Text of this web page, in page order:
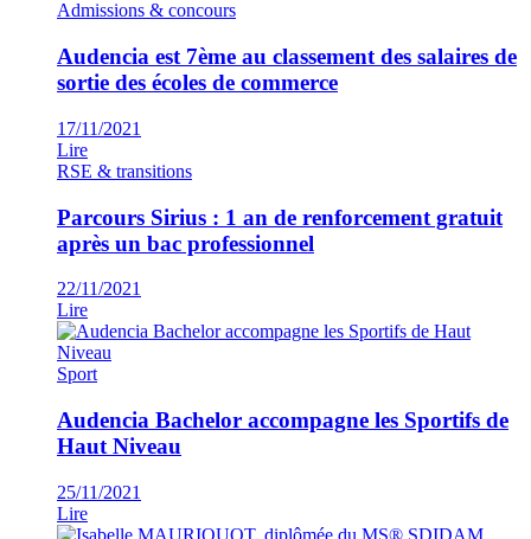
Admissions & concours
Audencia est 7ème au classement des salaires de
sortie des écoles de commerce
17/11/2021
Lire
RSE & transitions
Parcours Sirius : 1 an de renforcement gratuit
après un bac professionnel
22/11/2021
Lire
Sport
Audencia Bachelor accompagne les Sportifs de
Haut Niveau
25/11/2021
Lire